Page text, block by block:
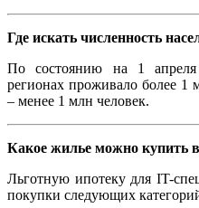
Где искать численность
По состоянию на 1
регионах проживало более 1
– менее 1 млн человек.
Какое жилье можно купить
Льготную ипотеку для IT-
покупки следующих